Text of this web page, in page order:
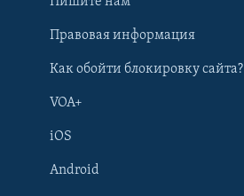
Правовая информация
Как обойти блокировку сайта?
VOA+
iOS
Android